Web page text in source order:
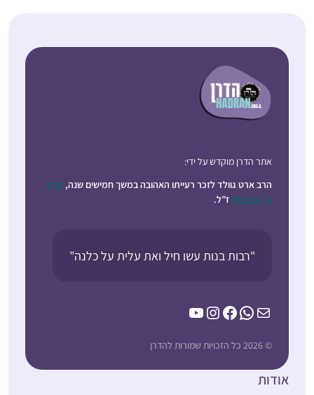
אתר הדרן מוקדש על ידי:
הרב ארט גוולד לזכר רעייתו האהובה במשך חמישים שנה, קרול
ג’וי רובינסון ז”ל.
"רבות בנות עשו חיל ואת עלית על כלנה”
Mail
WhatsApp
Facebook
Instagram
YouTube
© 2026 כל הזכויות שמורות להדרן
אודות